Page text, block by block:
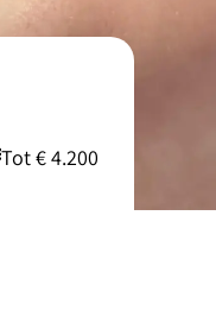
Tot € 4.200